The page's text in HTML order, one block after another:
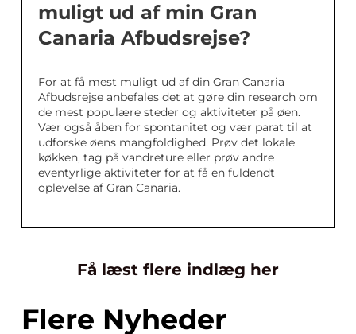
muligt ud af min Gran
Canaria Afbudsrejse?
For at få mest muligt ud af din Gran Canaria
Afbudsrejse anbefales det at gøre din research om
de mest populære steder og aktiviteter på øen.
Vær også åben for spontanitet og vær parat til at
udforske øens mangfoldighed. Prøv det lokale
køkken, tag på vandreture eller prøv andre
eventyrlige aktiviteter for at få en fuldendt
oplevelse af Gran Canaria.
Få læst flere indlæg her
Flere Nyheder